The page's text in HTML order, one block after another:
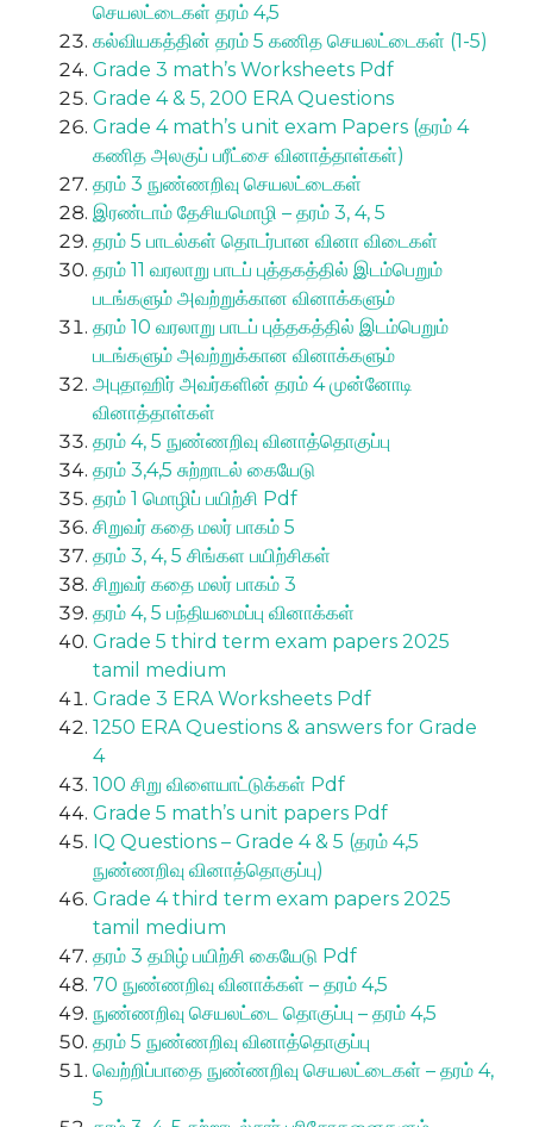
செயலட்டைகள் தரம் 4,5
கல்வியகத்தின் தரம் 5 கணித செயலட்டைகள் (1-5)
Grade 3 math’s Worksheets Pdf
Grade 4 & 5, 200 ERA Questions
Grade 4 math’s unit exam Papers (தரம் 4
கணித அலகுப் பரீட்சை வினாத்தாள்கள்)
தரம் 3 நுண்ணறிவு செயலட்டைகள்
இரண்டாம் தேசியமொழி – தரம் 3, 4, 5
தரம் 5 பாடல்கள் தொடர்பான வினா விடைகள்
தரம் 11 வரலாறு பாடப் புத்தகத்தில் இடம்பெறும்
படங்களும் அவற்றுக்கான வினாக்களும்
தரம் 10 வரலாறு பாடப் புத்தகத்தில் இடம்பெறும்
படங்களும் அவற்றுக்கான வினாக்களும்
அபுதாஹிர் அவர்களின் தரம் 4 முன்னோடி
வினாத்தாள்கள்
தரம் 4, 5 நுண்ணறிவு வினாத்தொகுப்பு
தரம் 3,4,5 சுற்றாடல் கையேடு
தரம் 1 மொழிப் பயிற்சி Pdf
சிறுவர் கதை மலர் பாகம் 5
தரம் 3, 4, 5 சிங்கள பயிற்சிகள்
சிறுவர் கதை மலர் பாகம் 3
தரம் 4, 5 பந்தியமைப்பு வினாக்கள்
Grade 5 third term exam papers 2025
tamil medium
Grade 3 ERA Worksheets Pdf
1250 ERA Questions & answers for Grade
4
100 சிறு விளையாட்டுக்கள் Pdf
Grade 5 math’s unit papers Pdf
IQ Questions – Grade 4 & 5 (தரம் 4,5
நுண்ணறிவு வினாத்தொகுப்பு)
Grade 4 third term exam papers 2025
tamil medium
தரம் 3 தமிழ் பயிற்சி கையேடு Pdf
70 நுண்ணறிவு வினாக்கள் – தரம் 4,5
நுண்ணறிவு செயலட்டை தொகுப்பு – தரம் 4,5
தரம் 5 நுண்ணறிவு வினாத்தொகுப்பு
வெற்றிப்பாதை நுண்ணறிவு செயலட்டைகள் – தரம் 4,
5